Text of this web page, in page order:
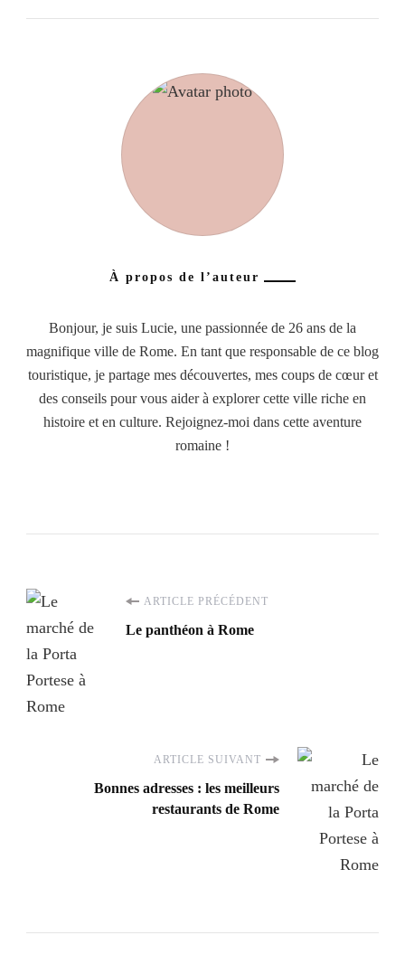
À propos de l’auteur
Bonjour, je suis Lucie, une passionnée de 26 ans de la
magnifique ville de Rome. En tant que responsable de ce blog
touristique, je partage mes découvertes, mes coups de cœur et
des conseils pour vous aider à explorer cette ville riche en
histoire et en culture. Rejoignez-moi dans cette aventure
romaine !
Navigation
d'article
ARTICLE PRÉCÉDENT
Le panthéon à Rome
ARTICLE SUIVANT
Bonnes adresses : les meilleurs
restaurants de Rome